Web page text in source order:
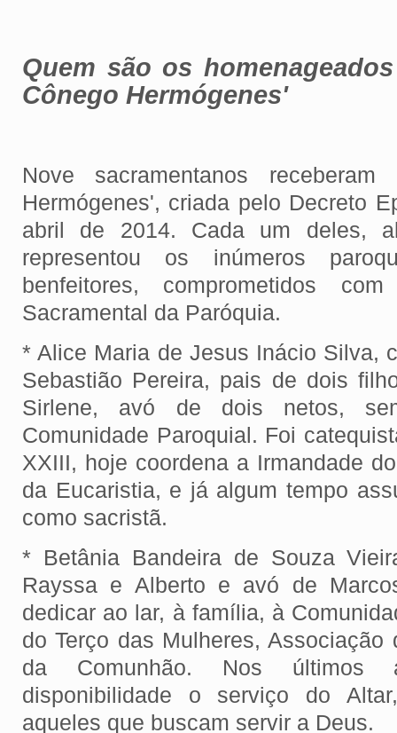
Quem são os
Cônego Hermógenes'
Nove sacramentanos
Hermógenes', criada pelo Decreto
abril de 2014. Cada um deles,
representou os inúmeros
benfeitores, comprometidos
Sacramental da Paróquia.
* Alice Maria de Jesus Inácio Silva,
Sebastião Pereira, pais de dois
Sirlene, avó de dois netos,
Comunidade Paroquial. Foi
XXIII, hoje coordena a Irmandade
da Eucaristia, e já algum tempo
como sacristã.
* Betânia Bandeira de Souza
Rayssa e Alberto e avó de
dedicar ao lar, à família, à
do Terço das Mulheres,
da Comunhão. Nos últimos
disponibilidade o serviço do
aqueles que buscam servir a Deus.